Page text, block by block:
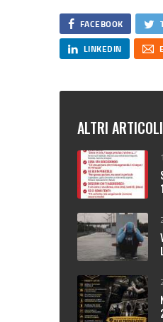
FACEBOOK
LINKEDIN
ALTRI ARTICOLI